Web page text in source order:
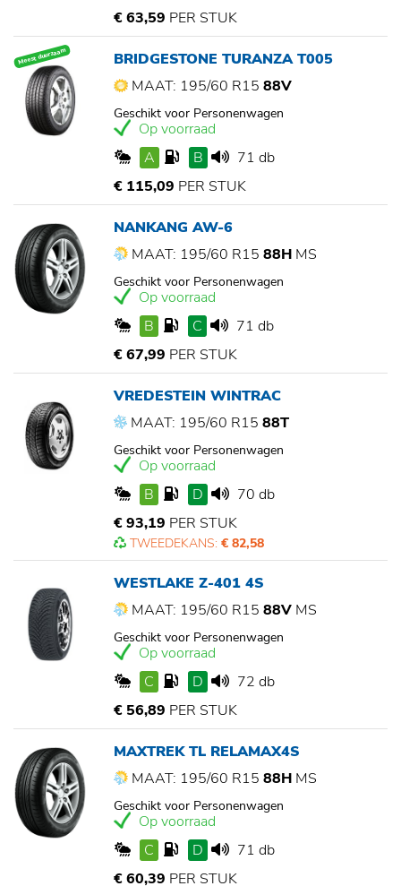
€ 63,59 PER STUK
Meest duurzaam
BRIDGESTONE TURANZA T005
MAAT: 195/60 R15 88V
Geschikt voor Personenwagen
Op voorraad
A
B
71 db
€ 115,09 PER STUK
NANKANG AW-6
MAAT: 195/60 R15 88H MS
Geschikt voor Personenwagen
Op voorraad
B
C
71 db
€ 67,99 PER STUK
VREDESTEIN WINTRAC
MAAT: 195/60 R15 88T
Geschikt voor Personenwagen
Op voorraad
B
D
70 db
€ 93,19 PER STUK
TWEEDEKANS: € 82,58
WESTLAKE Z-401 4S
MAAT: 195/60 R15 88V MS
Geschikt voor Personenwagen
Op voorraad
C
D
72 db
€ 56,89 PER STUK
MAXTREK TL RELAMAX4S
MAAT: 195/60 R15 88H MS
Geschikt voor Personenwagen
Op voorraad
C
D
71 db
€ 60,39 PER STUK